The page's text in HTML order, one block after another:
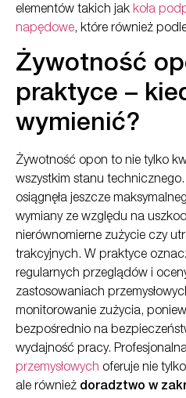
elementów takich jak koła
napędowe, które również
Żywotność
praktyce –
wymienić?
Żywotność opon to nie tylko
wszystkim stanu
osiągnęła jeszcze
wymiany ze względu na
nierównomierne zużycie czy
trakcyjnych. W praktyce
regularnych przeglądów i
zastosowaniach
monitorowanie zużycia,
bezpośrednio na
wydajność pracy.
przemysłowych oferuje nie
ale również doradztwo w